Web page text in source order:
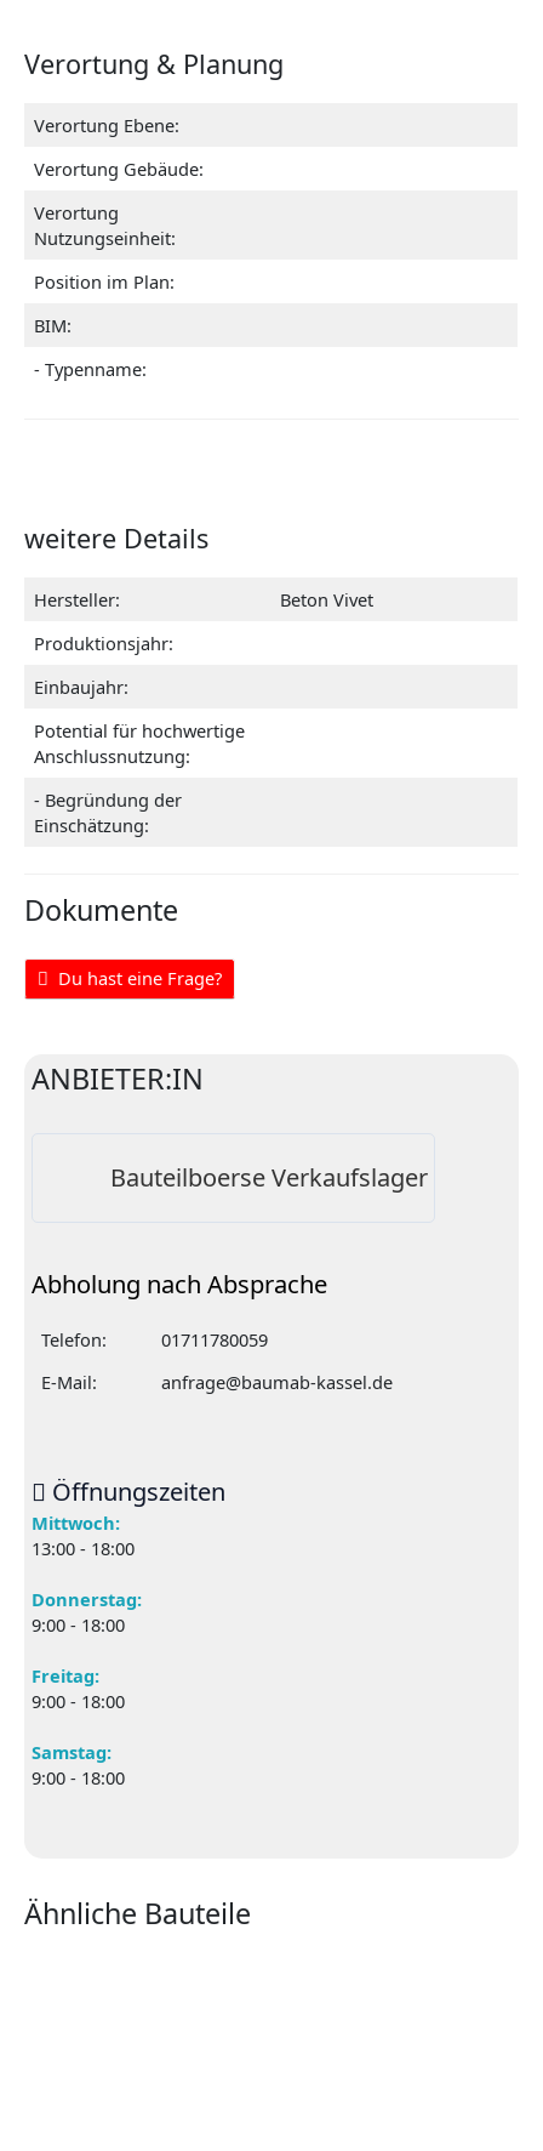
Verortung & Planung
Verortung Ebene:
Verortung Gebäude:
Verortung
Nutzungseinheit:
Position im Plan:
BIM:
- Typenname:
weitere Details
Hersteller:
Beton Vivet
Produktionsjahr:
Einbaujahr:
Potential für hochwertige
Anschlussnutzung:
- Begründung der
Einschätzung:
Dokumente
Du hast eine Frage?
ANBIETER:IN
Bauteilboerse Verkaufslager
Abholung nach Absprache
Telefon:
01711780059
E-Mail:
anfrage@baumab-kassel.de
Öffnungszeiten
Mittwoch:
13:00 - 18:00
Donnerstag:
9:00 - 18:00
Freitag:
9:00 - 18:00
Samstag:
9:00 - 18:00
Ähnliche Bauteile